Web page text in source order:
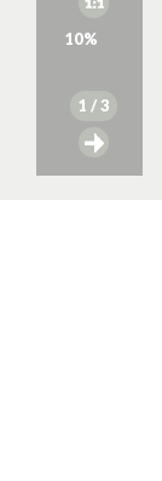
10%
1 / 3